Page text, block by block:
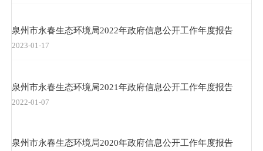
泉州市永春生态环境局2022年政府信息公开工作年度报告
2023-01-17
泉州市永春生态环境局2021年政府信息公开工作年度报告
2022-01-07
泉州市永春生态环境局2020年政府信息公开工作年度报告